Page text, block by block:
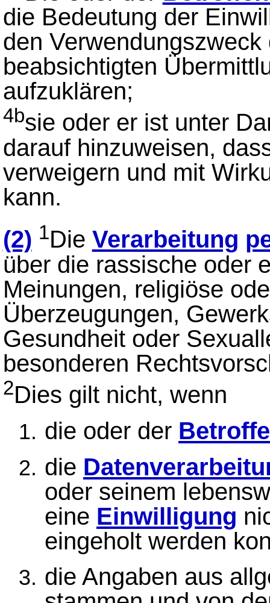
die Bedeutung der
den
beabsichtigten
aufzuklären;
4bsie oder er ist unter
darauf hinzuweisen,
verweigern und mit
kann.
(2) 1Die Verarbeitung
über die rassische oder
Meinungen, religiöse
Überzeugungen,
Gesundheit oder
besonderen
2Dies gilt nicht, wenn
die oder der
die
oder seinem
eine Einwilligung
eingeholt werden
die Angaben aus